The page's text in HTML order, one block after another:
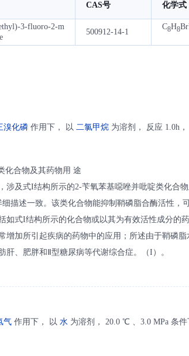
CAS号 化学式
3-fluoro-2-m
500912-14-1
C8H8
溴化磷 作用下， 以 二氯甲烷 为溶剂， 反应 1.0h
化合物及其药物用 途
涉及式I结构所示的2‑苄氧苯基噁唑并吡啶类化合
描述一致。该类化合物能抑制鞘磷脂合酶活性，
如式I结构所示的化合物或以其为有效活性成分的
增加所引起疾病的药物中的应用；所述由于鞘磷
肝、肥胖和Ⅱ型糖尿病等代谢综合症。（I）。
气 作用下， 以 水 为溶剂， 20.0 ℃ 、3.0 MPa 条